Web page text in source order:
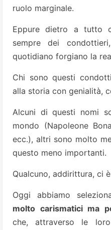
ruolo marginale.
Eppure dietro a tutto
sempre dei
quotidiano forgiano la
Chi sono questi
alla storia con genialità,
Alcuni di questi nomi
mondo (Napoleone
ecc.), altri sono molto
questo meno importanti.
Qualcuno, addirittura, ci
Oggi abbiamo
molto carismatici ma
che, attraverso le